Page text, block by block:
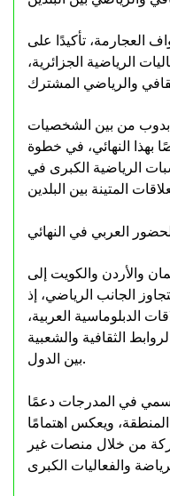
العجارمة، تأكيدًا على
الرياضية الجزائرية،
من بين الشخصيات
بهذا النهائي، في خطوة
الرياضية الكبرى في
العربي في النهائي
والأردن والكويت إلى
الجانب الرياضي، إذ
الدبلوماسية العربية،
الثقافية والشعبية
بين الدول.
في المدرجات دعمًا
ويعكس اهتمامًا
من خلال منصات غير